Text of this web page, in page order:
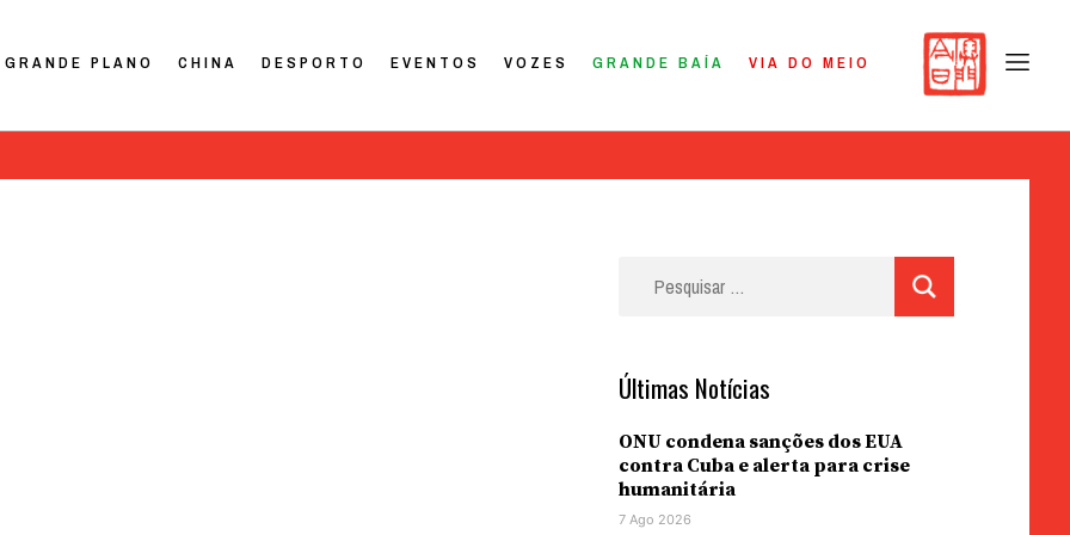
GRANDE PLANO CHINA DESPORTO EVENTOS VOZES GRANDE BAÍA VIA DO MEIO
Últimas Notícias
ONU condena sanções dos EUA
contra Cuba e alerta para crise
humanitária
7 Ago 2026